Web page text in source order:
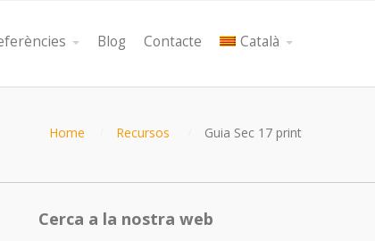
Blog Contacte Català
Home Recursos Guia Sec 17 print
Cerca a la nostra web